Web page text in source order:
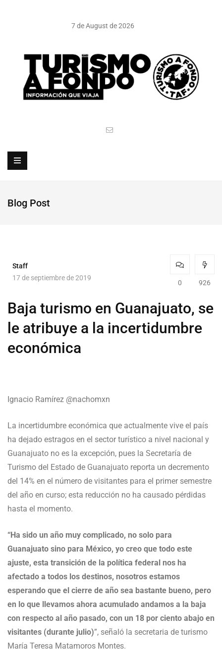
7 de August de 2026
Blog Post
Staff
17 de septiembre de 2019
0 926
Baja turismo en Guanajuato, se
le atribuye a la incertidumbre
económica
Ignacio Ramírez @nachomxn
La incertidumbre económica que actualmente vive el país
ha dejado estragos en el sector turístico a nivel nacional y
Guanajuato no es la excepción, pues la Secretaría de
Turismo del Estado de Guanajuato reporta un decremento
del 14% en el número de visitantes para el primer semestre
del año en curso; esta reducción no ha causado pérdidas
hasta el momento.
“Ha sido un año muy complicado, no solo para
Guanajuato sino para México, yo creo que todo este
ajuste, esta transición de la política federal nos ha
afectado a todos los destinos, nosotros estamos
esperando que el cierre de año sea bastante bueno, pero
en lo que llevamos ahora acumulado andamos a la baja
con respecto al año pasado, con un 18 por ciento abajo en
visitantes (durante julio)”, señaló la secretaria de turismo
María Teresa Matamoros Montes.